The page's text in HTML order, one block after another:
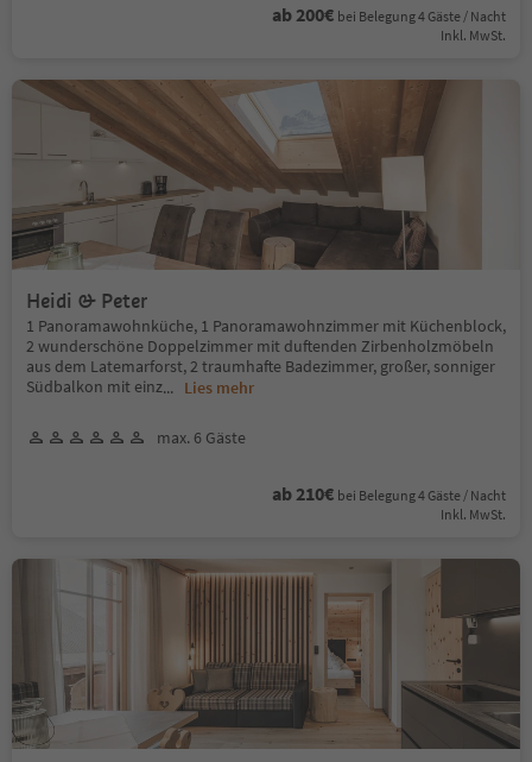
ab 200€ bei Belegung 4 Gäste / Nacht
Inkl. MwSt.
Heidi & Peter
1 Panoramawohnküche, 1 Panoramawohnzimmer mit Küchenblock,
2 wunderschöne Doppelzimmer mit duftenden Zirbenholzmöbeln
aus dem Latemarforst, 2 traumhafte Badezimmer, großer, sonniger
Südbalkon mit einz... Lies mehr
max. 6 Gäste
ab 210€ bei Belegung 4 Gäste / Nacht
Inkl. MwSt.